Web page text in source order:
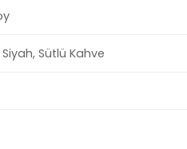
Siyah, Sütlü Kahve